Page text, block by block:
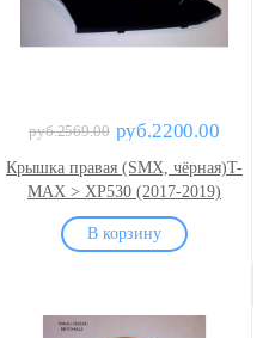
руб.2569.00 руб.2200.00
Крышка правая (SMX, чёрная)T-
MAX > XP530 (2017-2019)